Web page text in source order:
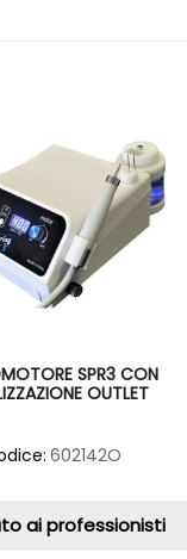
SPR3 CON
OUTLET
602142O
ai professionisti